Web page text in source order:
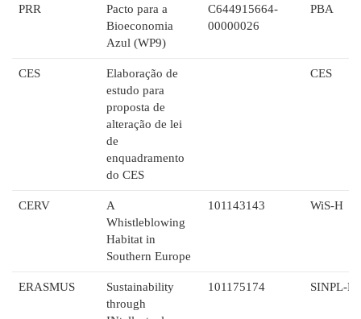
PRR
Pacto para a
Bioeconomia
Azul (WP9)
C644915664-
00000026
PBA
CES
Elaboração de
estudo para
proposta de
alteração de lei
de
enquadramento
do CES
CES
CERV
A
Whistleblowing
Habitat in
Southern Europe
101143143 WiS-H
ERASMUS
Sustainability
through
101175174 SINPL-